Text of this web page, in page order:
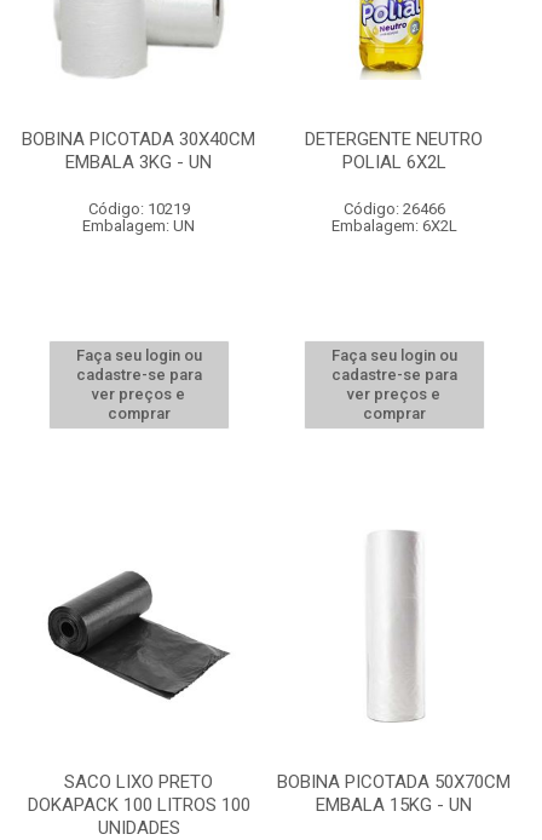
BOBINA PICOTADA 30X40CM
EMBALA 3KG - UN
Código: 10219
Embalagem: UN
Faça seu login ou
cadastre-se para
ver preços e
comprar
DETERGENTE NEUTRO
POLIAL 6X2L
Código: 26466
Embalagem: 6X2L
Faça seu login ou
cadastre-se para
ver preços e
comprar
SACO LIXO PRETO
DOKAPACK 100 LITROS 100
UNIDADES
BOBINA PICOTADA 50X70CM
EMBALA 15KG - UN